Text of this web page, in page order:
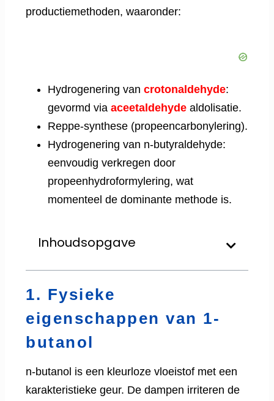
productiemethoden, waaronder:
Hydrogenering van crotonaldehyde:
gevormd via aceetaldehyde aldolisatie.
Reppe-synthese (propeencarbonylering).
Hydrogenering van n-butyraldehyde:
eenvoudig verkregen door
propeenhydroformylering, wat
momenteel de dominante methode is.
Inhoudsopgave
1. Fysieke
eigenschappen van 1-
butanol
n-butanol is een kleurloze vloeistof met een
karakteristieke geur. De dampen irriteren de